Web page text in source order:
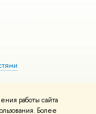
работы сайта
Более